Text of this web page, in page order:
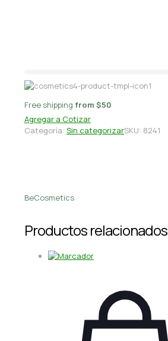
Free shipping from $50
Agregar a Cotizar
Categoría: Sin categorizarSKU: 8241
BeCosmetics
Productos relacionados